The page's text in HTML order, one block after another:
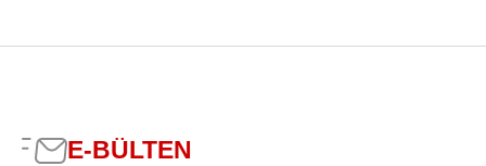
E-BÜLTEN